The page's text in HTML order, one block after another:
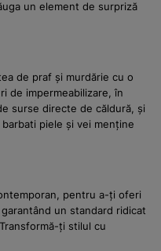
un element de surpriză
de praf și murdărie cu o
de impermeabilizare, în
surse directe de căldură, și
piele și vei menține
pentru a-ți oferi
un standard ridicat
ți stilul cu